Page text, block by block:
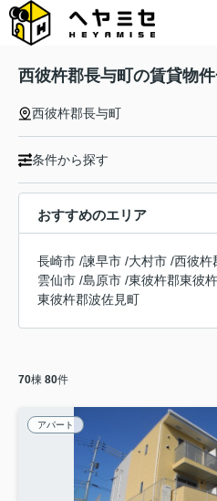
西彼杵郡長与町の賃貸物
西彼杵郡長与町
条件から探す
おすすめのエリア
長崎市 /諫早市 /大村市 /西彼杵
雲仙市 /島原市 /東彼杵郡東彼
東彼杵郡波佐見町
70棟 80件
アパート